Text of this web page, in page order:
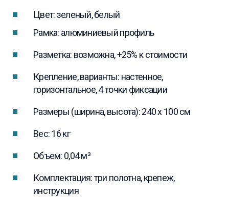
Цвет: зеленый, белый
Рамка: алюминиевый профиль
Разметка: возможна, +25% к стоимости
Крепление, варианты: настенное,
горизонтальное, 4 точки фиксации
Размеры (ширина, высота): 240 x 100 см
Вес: 16 кг
Объем: 0,04 м³
Комплектация: три полотна, крепеж,
инструкция